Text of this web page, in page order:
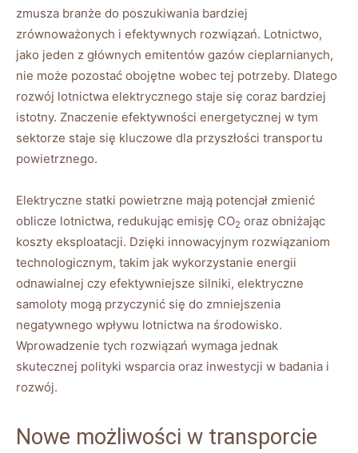
‌zmusza ‍branże do poszukiwania bardziej
zrównoważonych i‌ efektywnych rozwiązań. Lotnictwo,
jako jeden z głównych​ emitentów gazów‌ cieplarnianych,
nie może pozostać obojętne wobec tej potrzeby. ‍Dlatego ​
rozwój lotnictwa elektrycznego staje się⁢ coraz⁤ bardziej
istotny. Znaczenie efektywności energetycznej w tym
sektorze staje się ⁤kluczowe ‌dla przyszłości transportu‌
powietrznego.
Elektryczne statki powietrzne mają potencjał zmienić⁣
oblicze ⁢lotnictwa, redukując emisję CO2 ‍oraz obniżając
koszty eksploatacji. Dzięki innowacyjnym‍ rozwiązaniom
technologicznym, takim jak ‌wykorzystanie energii
odnawialnej czy efektywniejsze silniki, elektryczne
samoloty mogą przyczynić się do zmniejszenia
negatywnego wpływu lotnictwa⁢ na ⁣środowisko.
Wprowadzenie tych rozwiązań wymaga jednak
skutecznej polityki wsparcia oraz‍ inwestycji w badania i
rozwój.
Nowe możliwości w‍ transporcie ​